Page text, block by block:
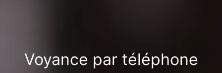
Voyance par téléphone